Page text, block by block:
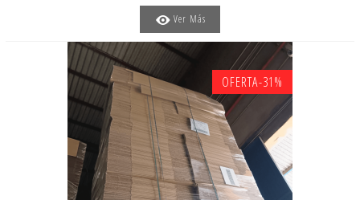
Ver Más
OFERTA-31%